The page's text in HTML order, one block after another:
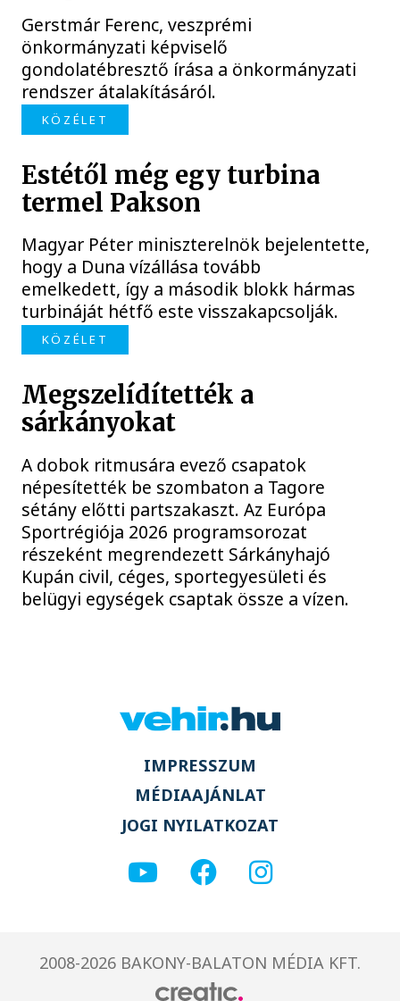
Gerstmár Ferenc, veszprémi
önkormányzati képviselő
gondolatébresztő írása a önkormányzati
rendszer átalakításáról.
KÖZÉLET
Estétől még egy turbina
termel Pakson
Magyar Péter miniszterelnök bejelentette,
hogy a Duna vízállása tovább
emelkedett, így a második blokk hármas
turbináját hétfő este visszakapcsolják.
KÖZÉLET
Megszelídítették a
sárkányokat
A dobok ritmusára evező csapatok
népesítették be szombaton a Tagore
sétány előtti partszakaszt. Az Európa
Sportrégiója 2026 programsorozat
részeként megrendezett Sárkányhajó
Kupán civil, céges, sportegyesületi és
belügyi egységek csaptak össze a vízen.
IMPRESSZUM
MÉDIAAJÁNLAT
JOGI NYILATKOZAT
2008-2026 BAKONY-BALATON MÉDIA KFT.